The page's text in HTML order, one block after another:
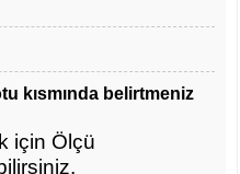
kısmında belirtmeniz
için Ölçü